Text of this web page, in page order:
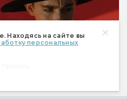
Находясь на сайте вы
персональных